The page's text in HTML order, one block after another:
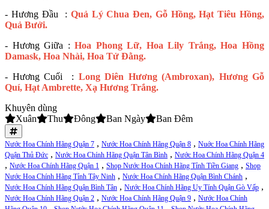
- Hương Đầu : Quả Lý Chua Đen, Gỗ Hồng, Hạt Tiêu Hồng,
Quả Bưởi.
- Hương Giữa :Hoa Phong Lữ, Hoa Lily Trắng, Hoa Hồng
Damask, Hoa Nhài, Hoa Tử Đằng.
- Hương Cuối : Long Diên Hương (Ambroxan), Hương Gỗ
Quí, Hạt Ambrette, Xạ Hương Trắng.
Khuyên dùng
Xuân
Thu Đông Ban Ngày Ban Đêm
Nước Hoa Chính Hãng Quận 7 , Nước Hoa Chính Hãng Quận 8 , Nuớc Hoa Chính Hãng
Quận Thủ Đức , Nước Hoa Chính Hãng Quận Tân Bình , Nước Hoa Chính Hãng Quận 4
, Nước Hoa Chính Hãng Quận 1 , Shop Nước Hoa Chính Hãng Tỉnh Tiền Giang , Shop
Nước Hoa Chính Hãng Tỉnh Tây Ninh , Nước Hoa Chính Hãng Quận Bình Chánh ,
Nước Hoa Chính Hãng Quận Bình Tân , Nước Hoa Chính Hãng Uy Tính Quận Gò Vấp ,
Nước Hoa Chính Hãng Quận 2 , Nước Hoa Chính Hãng Quận 9 , Nước Hoa Chính